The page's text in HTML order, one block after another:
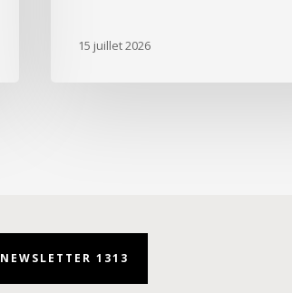
mission15 juillet 2026
NEWSLETTER 1313